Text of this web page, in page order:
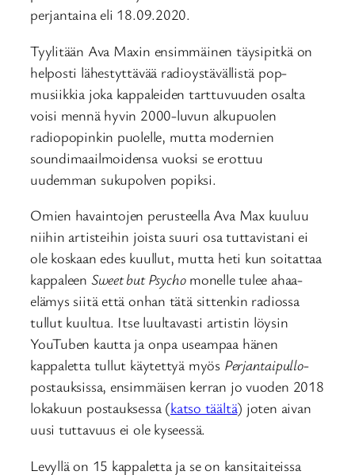
perjantaina eli 18.09.2020.
Tyylitään Ava Maxin ensimmäinen täysipitkä on
helposti lähestyttävää radioystävällistä pop-
musiikkia joka kappaleiden tarttuvuuden osalta
voisi mennä hyvin 2000-luvun alkupuolen
radiopopinkin puolelle, mutta modernien
soundimaailmoidensa vuoksi se erottuu
uudemman sukupolven popiksi.
Omien havaintojen perusteella Ava Max kuuluu
niihin artisteihin joista suuri osa tuttavistani ei
ole koskaan edes kuullut, mutta heti kun soitattaa
kappaleen Sweet but Psychomonelle tulee ahaa-
elämys siitä että onhan tätä sittenkin radiossa
tullut kuultua. Itse luultavasti artistin löysin
YouTuben kautta ja onpa useampaa hänen
kappaletta tullut käytettyä myös Perjantaipullo-
postauksissa, ensimmäisen kerran jo vuoden 2018
lokakuun postauksessa (katso täältä) joten aivan
uusi tuttavuus ei ole kyseessä.
Levyllä on 15 kappaletta ja se on kansitaiteissa